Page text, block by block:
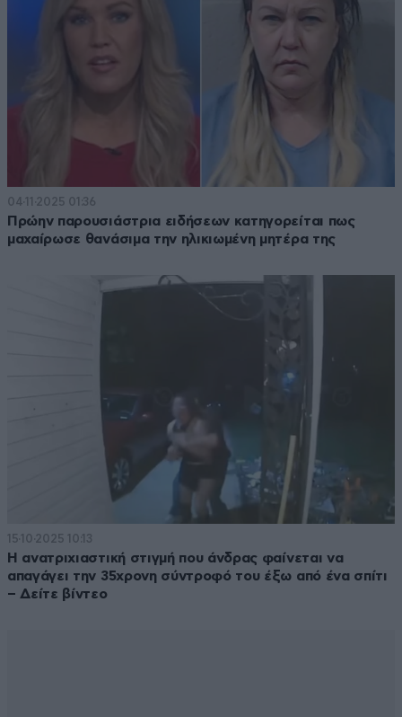
04·11·2025 01:36
Πρώην παρουσιάστρια ειδήσεων κατηγορείται πως
μαχαίρωσε θανάσιμα την ηλικιωμένη μητέρα της
15·10·2025 10:13
Η ανατριχιαστική στιγμή που άνδρας φαίνεται να
απαγάγει την 35χρονη σύντροφό του έξω από ένα σπίτι
– Δείτε βίντεο